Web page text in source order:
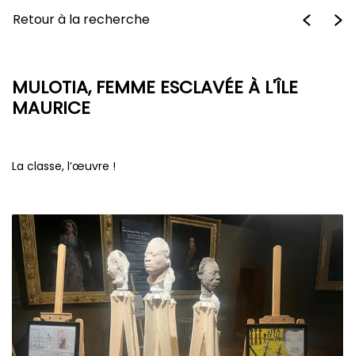
Retour à la recherche
MULOTIA, FEMME ESCLAVÉE À L'ÎLE
MAURICE
La classe, l’œuvre !